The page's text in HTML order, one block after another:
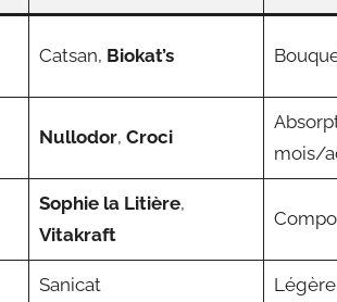
Catsan, Biokat’s
Nullodor, Croci
mois/
Sophie la Litière,
Vitakraft
Sanicat